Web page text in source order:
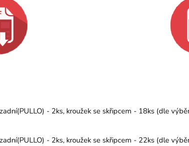
- 2ks, kroužek se skřipcem - 18ks (dle
- 2ks, kroužek se skřipcem - 22ks (dle